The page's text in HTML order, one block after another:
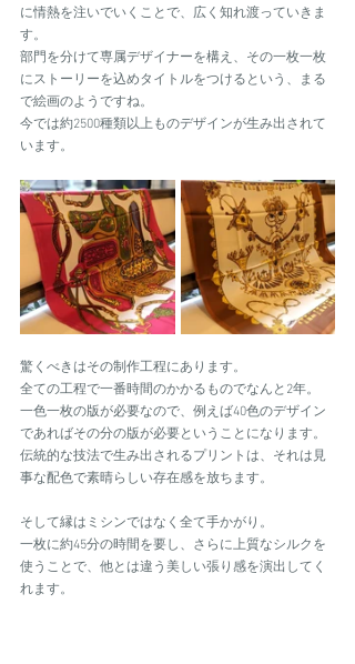
に情熱を注いでいくことで、広く知れ渡っていきま
す。
部門を分けて専属デザイナーを構え、その一枚一枚
にストーリーを込めタイトルをつけるという、まる
で絵画のようですね。
今では約2500種類以上ものデザインが生み出されて
います。
驚くべきはその制作工程にあります。
全ての工程で一番時間のかかるものでなんと2年。
一色一枚の版が必要なので、例えば40色のデザイン
であればその分の版が必要ということになります。
伝統的な技法で生み出されるプリントは、それは見
事な配色で素晴らしい存在感を放ちます。
そして縁はミシンではなく全て手かがり。
一枚に約45分の時間を要し、さらに上質なシルクを
使うことで、他とは違う美しい張り感を演出してく
れます。